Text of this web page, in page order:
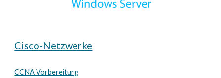
Cisco-Netzwerke
CCNA Vorbereitung